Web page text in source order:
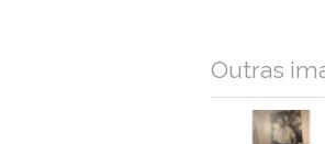
Outras